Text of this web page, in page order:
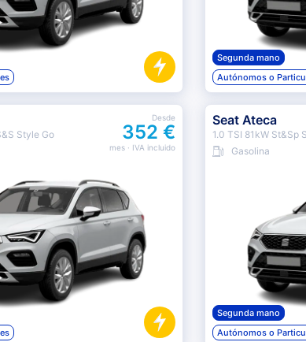
Segunda mano
Autónomos o
Style Go
Desde
352 €
mes· IVA incluido
Seat Ateca
1.0 TSI 81kW St&Sp
Gasolina
Segunda mano
Autónomos o